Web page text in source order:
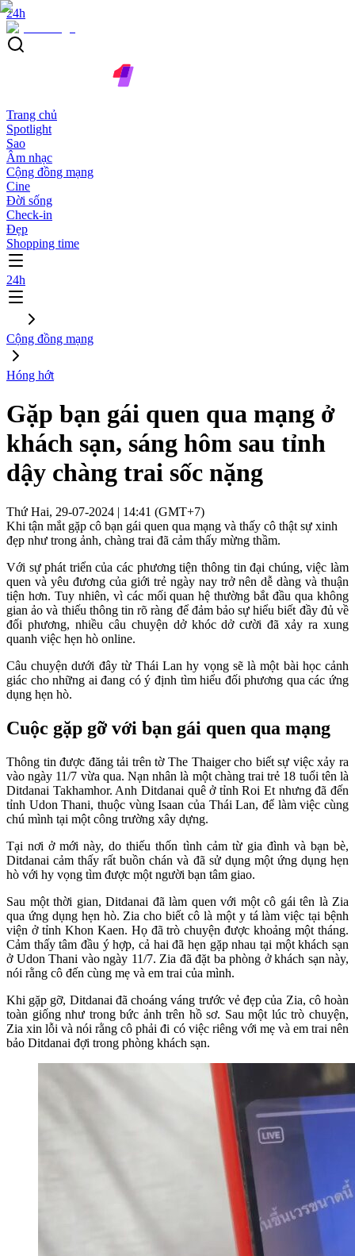
24h
Trang chủ
Spotlight
Sao
Âm nhạc
Cộng đồng mạng
Cine
Đời sống
Check-in
Đẹp
Shopping time
24h
Cộng đồng mạng
Hóng hớt
Gặp bạn gái quen qua mạng ở
khách sạn, sáng hôm sau tỉnh
dậy chàng trai sốc nặng
Thứ Hai, 29-07-2024 | 14:41 (GMT+7)
Khi tận mắt gặp cô bạn gái quen qua mạng và thấy cô thật sự xinh
đẹp như trong ảnh, chàng trai đã cảm thấy mừng thầm.
Với sự phát triển của các phương tiện thông tin đại chúng, việc làm
quen và yêu đương của giới trẻ ngày nay trở nên dễ dàng và thuận
tiện hơn. Tuy nhiên, vì các mối quan hệ thường bắt đầu qua không
gian ảo và thiếu thông tin rõ ràng để đảm bảo sự hiểu biết đầy đủ về
đối phương, nhiều câu chuyện dở khóc dở cười đã xảy ra xung
quanh việc hẹn hò online.
Câu chuyện dưới đây từ Thái Lan hy vọng sẽ là một bài học cảnh
giác cho những ai đang có ý định tìm hiểu đối phương qua các ứng
dụng hẹn hò.
Cuộc gặp gỡ với bạn gái quen qua mạng
Thông tin được đăng tải trên tờ The Thaiger cho biết sự việc xảy ra
vào ngày 11/7 vừa qua. Nạn nhân là một chàng trai trẻ 18 tuổi tên là
Ditdanai Takhamhor. Anh Ditdanai quê ở tỉnh Roi Et nhưng đã đến
tỉnh Udon Thani, thuộc vùng Isaan của Thái Lan, để làm việc cùng
chú mình tại một công trường xây dựng.
Tại nơi ở mới này, do thiếu thốn tình cảm từ gia đình và bạn bè,
Ditdanai cảm thấy rất buồn chán và đã sử dụng một ứng dụng hẹn
hò với hy vọng tìm được một người bạn tâm giao.
Sau một thời gian, Ditdanai đã làm quen với một cô gái tên là Zia
qua ứng dụng hẹn hò. Zia cho biết cô là một y tá làm việc tại bệnh
viện ở tỉnh Khon Kaen. Họ đã trò chuyện được khoảng một tháng.
Cảm thấy tâm đầu ý hợp, cả hai đã hẹn gặp nhau tại một khách sạn
ở Udon Thani vào ngày 11/7. Zia đã đặt ba phòng ở khách sạn này,
nói rằng cô đến cùng mẹ và em trai của mình.
Khi gặp gỡ, Ditdanai đã choáng váng trước vẻ đẹp của Zia, cô hoàn
toàn giống như trong bức ảnh trên hồ sơ. Sau một lúc trò chuyện,
Zia xin lỗi và nói rằng cô phải đi có việc riêng với mẹ và em trai nên
bảo Ditdanai đợi trong phòng khách sạn.